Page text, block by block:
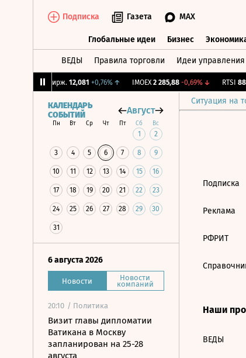
Подписка Газета MAX
Глобальные идеи Бизнес
ВЕДЫ Правила торговли Идеи управления
CNY Бирж. 12,081 +0,76%↑ IMOEX 2 285,88 -0,69%↓ RTSI
Ситуация на
КАЛЕНДАРЬ
СОБЫТИЙ
Август
Пн Вт Ср Чт Пт Сб Вс
1 2
3 4 5 6 7 8 9
10 11 12 13 14 15 16
17 18 19 20 21 22 23
24 25 26 27 28 29 30
31
6 августа 2026
Новости Новости
компаний
20:10 / Политика
Визит главы дипломатии
Ватикана в Москву
запланирован на 25-28
августа
Подписка
Реклама
РФРИТ
Наши
ВЕДЫ